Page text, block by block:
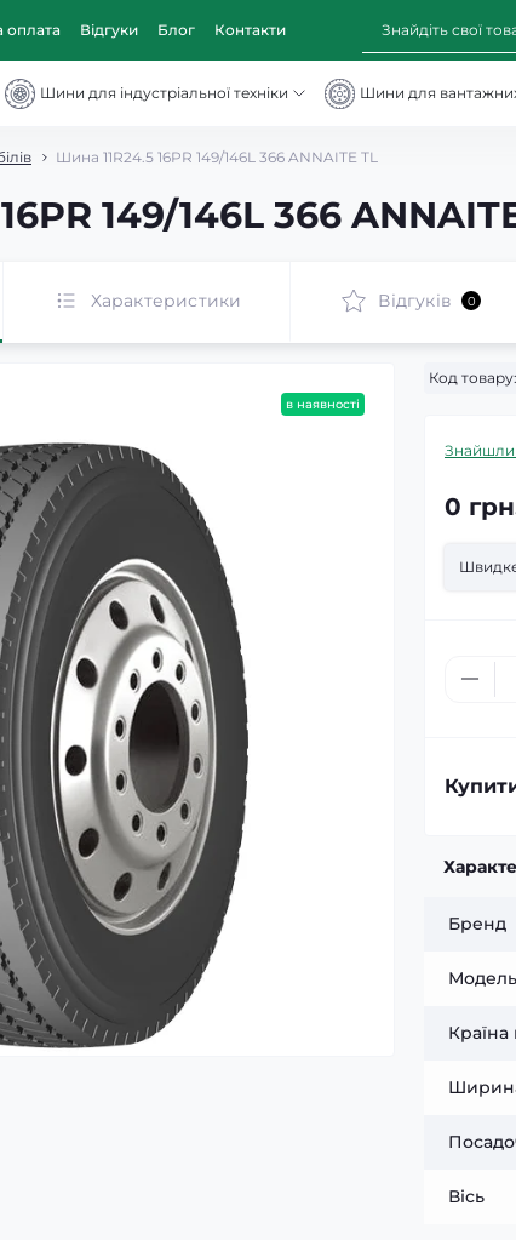
оплата Відгуки Блог Контакти
Шини для індустріальної техніки
Шини для
Шина 11R24.5 16PR 149/146L 366 ANNAITE TL
149/146L 366
Характеристики Відгуків 0
в наявності
Код товару:
0
Бренд
Модель
Вісь